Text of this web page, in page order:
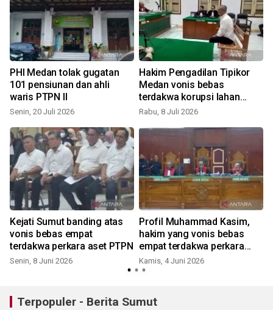
PHI Medan tolak gugatan
101 pensiunan dan ahli
waris PTPN II
Senin, 20 Juli 2026
Hakim Pengadilan Tipikor
Medan vonis bebas
terdakwa korupsi lahan
PTPN IV
Rabu, 8 Juli 2026
Kejati Sumut banding atas
vonis bebas empat
terdakwa perkara aset PTPN
Senin, 8 Juni 2026
Profil Muhammad Kasim,
hakim yang vonis bebas
empat terdakwa perkara
aset PTPN
Kamis, 4 Juni 2026
Terpopuler - Berita Sumut